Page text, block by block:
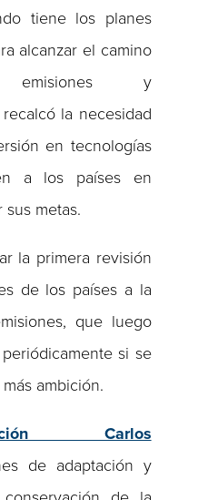
tiene los planes
alcanzar el camino
y
la necesidad
en tecnologías
a los países en
sus metas.
la primera revisión
de los países a la
que luego
si se
ambición.
Carlos
de adaptación y